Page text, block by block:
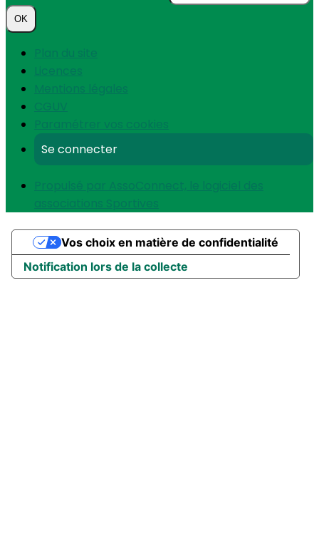
OK
Plan du site
Licences
Mentions légales
CGUV
Paramétrer vos cookies
Se connecter
Propulsé par AssoConnect, le logiciel des
associations Sportives
Notification lors de la collecte
Vos choix en matière de confidentialité